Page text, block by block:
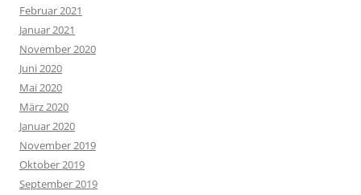
Februar 2021
Januar 2021
November 2020
Juni 2020
Mai 2020
März 2020
Januar 2020
November 2019
Oktober 2019
September 2019